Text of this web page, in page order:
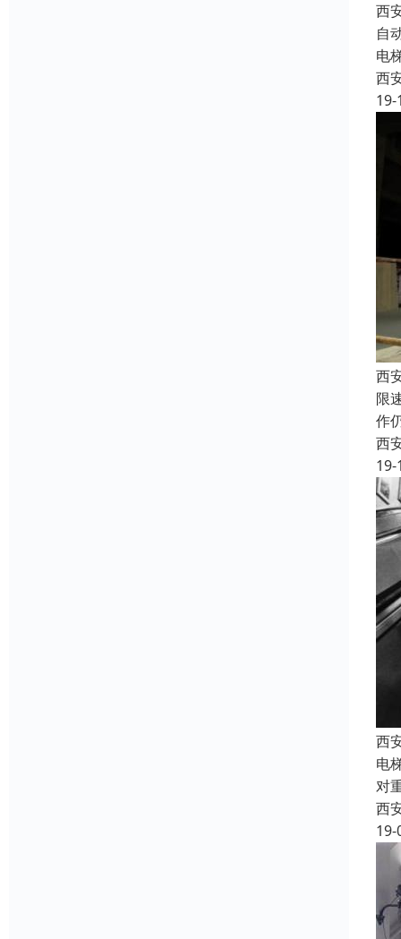
西
自
电
西
19-
西
限
作
西
19-
西
电
对
西
19-